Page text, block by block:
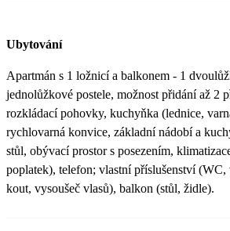
Ubytování
Apartmán s 1 ložnicí a balkonem - 1
jednolůžkové postele, možnost přidání až 2
rozkládací pohovky, kuchyňka (lednice,
rychlovarná konvice, základní nádobí a
stůl, obývací prostor s posezením,
poplatek), telefon; vlastní příslušenství (WC,
kout, vysoušeč vlasů), balkon (stůl, židle).